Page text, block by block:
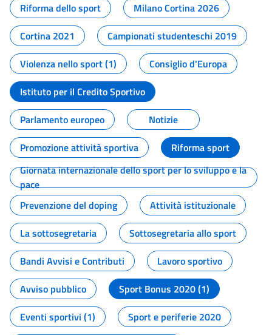
Riforma dello sport
Milano Cortina 2026
Cortina 2021
Campionati studenteschi 2019
Violenza nello sport (1)
Consiglio d'Europa
Istituto per il Credito Sportivo
Parlamento europeo
Notizie
Promozione attività sportiva
Riforma sport
Giornata internazionale dello sport per lo sviluppo e la
pace
Prevenzione del doping
Attività istituzionale
La sottosegretaria
Sottosegretaria allo sport
Bandi Avvisi e Contributi
Lavoro sportivo
Avviso pubblico
Sport Bonus 2020 (1)
Eventi sportivi (1)
Sport e periferie 2020